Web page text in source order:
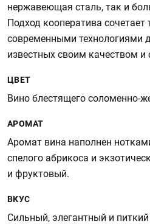
нержавеющая сталь, так и
Подход кооператива
современными технологиями
известных своим качеством
ЦВЕТ
Вино блестящего соломенно-
АРОМАТ
Аромат вина наполнен
спелого абрикоса и
и фруктовый.
ВКУС
Сильный, элегантный и